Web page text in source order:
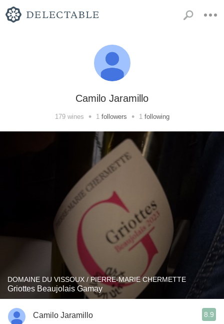
Camilo Jaramillo
179wines • 1 followers • 1 following
DOMAINE DU VISSOUX / PIERRE-MARIE CHERMETTE
Griottes Beaujolais Gamay
Camilo Jaramillo 8.9